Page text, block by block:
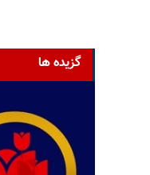
گزیده ها